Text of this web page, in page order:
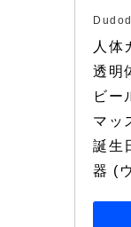
人体
透明
ビー
マッ
誕生
器 (